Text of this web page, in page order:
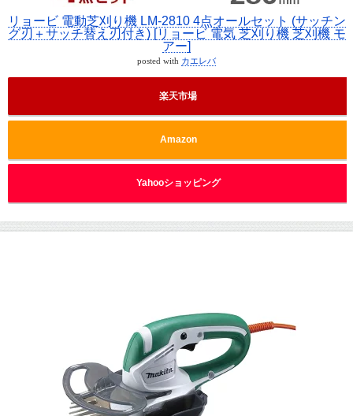
リョービ 電動芝刈り機 LM-2810 4点オールセット (サッチン
グ刃＋サッチ替え刃付き) [リョービ 電気 芝刈り機 芝刈機 モ
アー]
posted with カエレバ
楽天市場
Amazon
Yahooショッピング